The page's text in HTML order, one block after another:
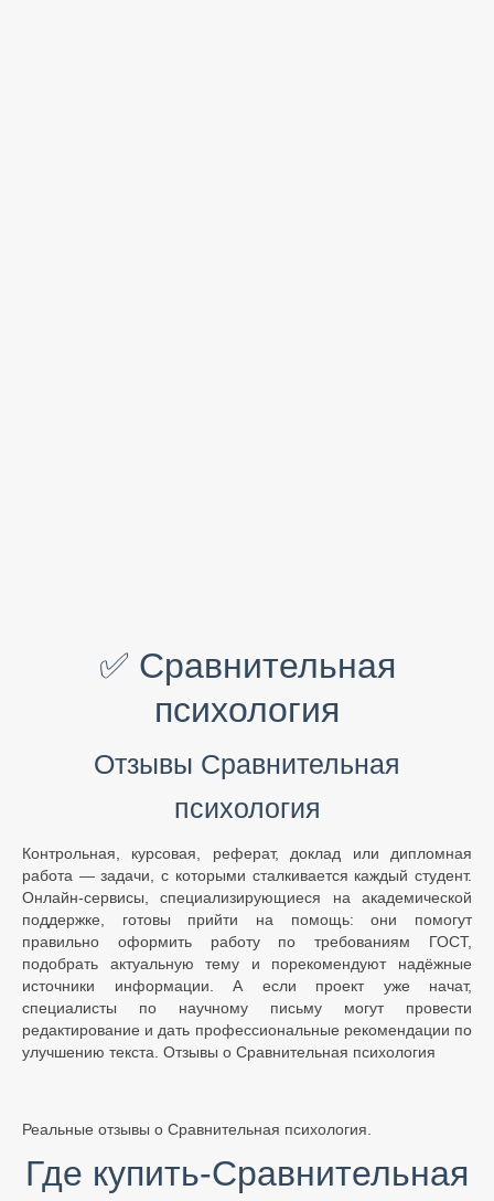
✅ Сравнительная
психология
Отзывы Сравнительная
психология
Контрольная, курсовая, реферат, доклад или дипломная
работа — задачи, с которыми сталкивается каждый студент.
Онлайн-сервисы, специализирующиеся на академической
поддержке, готовы прийти на помощь: они помогут
правильно оформить работу по требованиям ГОСТ,
подобрать актуальную тему и порекомендуют надёжные
источники информации. А если проект уже начат,
специалисты по научному письму могут провести
редактирование и дать профессиональные рекомендации по
улучшению текста. Отзывы о Сравнительная психология
Реальные отзывы о Сравнительная психология.
Где купить-Сравнительная